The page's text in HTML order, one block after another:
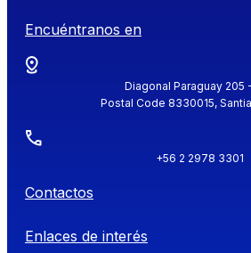
Encuéntranos en
Diagonal Paraguay 205
Postal Code 8330015,
+56 2 2978 3301
Contactos
Enlaces de interés